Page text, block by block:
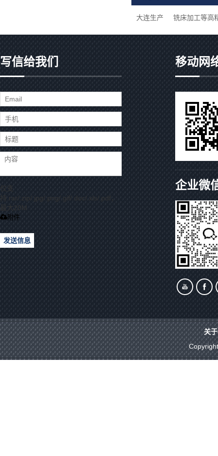
大连生产 铣床加工等高
写信给我们
仅支
持.rar/.zip/.jpg/.png/.gif/.doc/.xls/.pdf，
最大20M
附件
发送信息
移动网
企业微
关